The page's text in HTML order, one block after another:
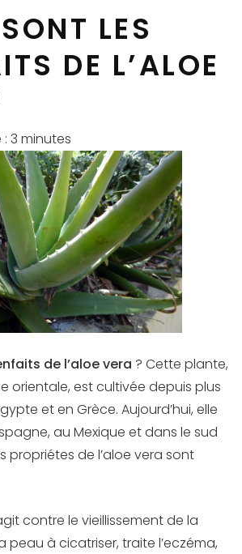
LES
DE L’ALOE
3 minutes
de l’aloe vera ? Cette plante,
orientale, est cultivée depuis plus
et en Grèce. Aujourd’hui, elle
au Mexique et dans le sud
propriétes de l’aloe vera sont
contre le vieillissement de la
peau à cicatriser, traite l’eczéma,